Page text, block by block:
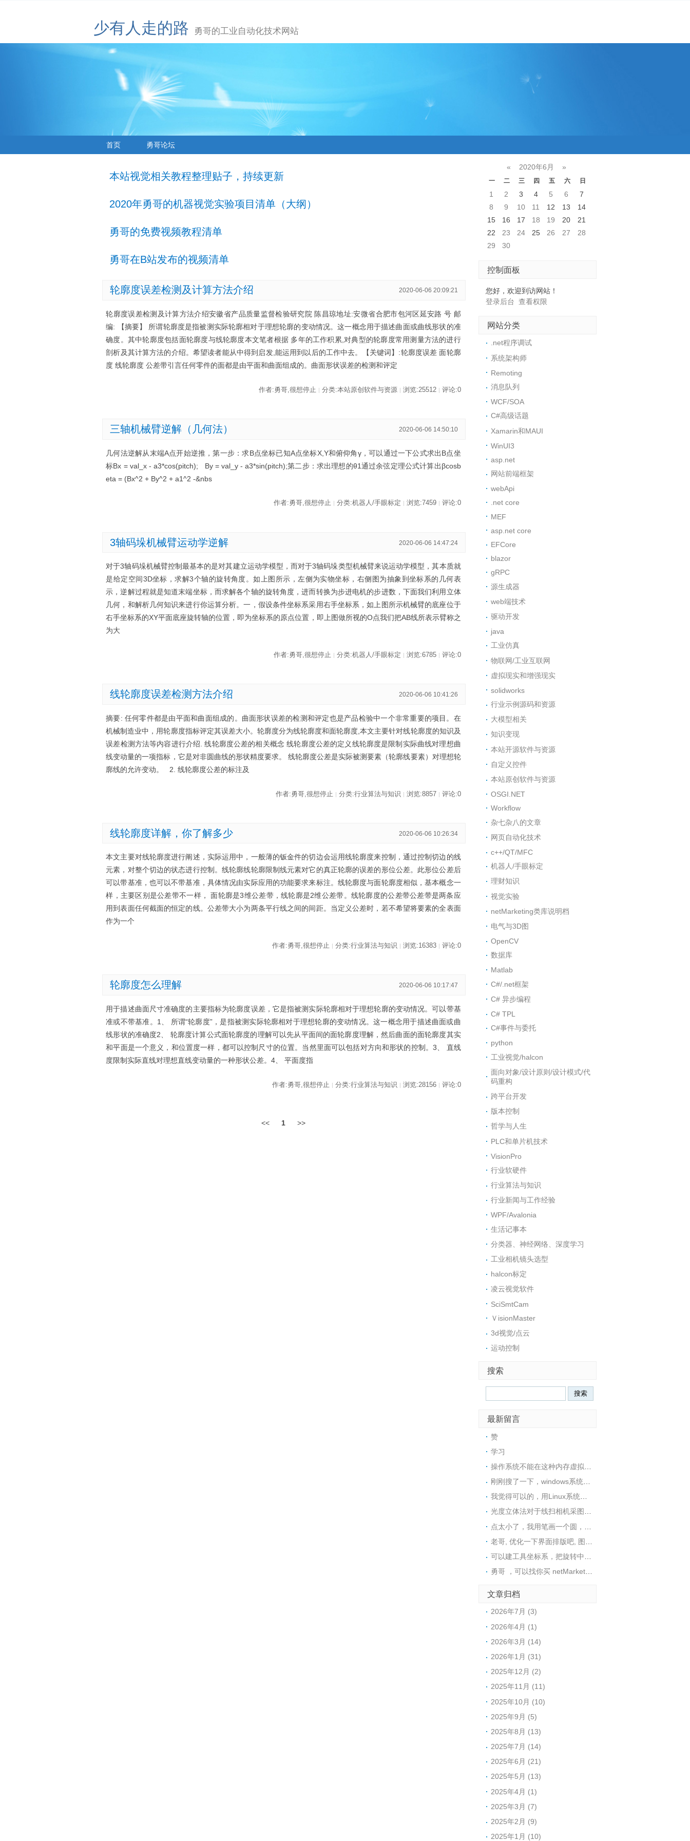
少有人走的路 勇哥的工业自动化技术网站
首页 勇哥论坛
本站视觉相关教程整理贴子，持续更新
2020年勇哥的机器视觉实验项目清单（大纲）
勇哥的免费视频教程清单
勇哥在B站发布的视频清单
轮廓度误差检测及计算方法介绍 2020-06-06 20:09:21
轮廓度误差检测及计算方法介绍安徽省产品质量监督检验研究院 陈昌琼地址:安微省合肥市包河区延安路 号 邮
编: 【摘要】 所谓轮廓度是指被测实际轮廓相对于理想轮廓的变动情况。这一概念用于描述曲面或曲线形状的准
确度。其中轮廓度包括面轮廓度与线轮廓度本文笔者根据 多年的工作积累,对典型的轮廓度常用测量方法的进行
剖析及其计算方法的介绍。希望读者能从中得到启发,能运用到以后的工作中去。【关键词】:轮廓度误差 面轮廓
度 线轮廓度 公差带引言任何零件的面都是由平面和曲面组成的。曲面形状误差的检测和评定
作者:勇哥,很想停止 | 分类:本站原创软件与资源 | 浏览:25512 | 评论:0
三轴机械臂逆解（几何法） 2020-06-06 14:50:10
几何法逆解从末端A点开始逆推，第一步：求B点坐标已知A点坐标X,Y和俯仰角γ，可以通过一下公式求出B点坐
标Bx = val_x - a3*cos(pitch); By = val_y - a3*sin(pitch);第二步：求出理想的θ1通过余弦定理公式计算出βcosb
eta = (Bx^2 + By^2 + a1^2 -&nbs
作者:勇哥,很想停止 分类:机器人/手眼标定 浏览:7459 评论:0
3轴码垛机械臂运动学逆解 2020-06-06 14:47:24
对于3轴码垛机械臂控制最基本的是对其建立运动学模型，而对于3轴码垛类型机械臂来说运动学模型，其本质就
是给定空间3D坐标，求解3个轴的旋转角度。如上图所示，左侧为实物坐标，右侧图为抽象到坐标系的几何表
示，逆解过程就是知道末端坐标，而求解各个轴的旋转角度，进而转换为步进电机的步进数，下面我们利用立体
几何，和解析几何知识来进行你运算分析。一，假设条件坐标系采用右手坐标系，如上图所示机械臂的底座位于
右手坐标系的XY平面底座旋转轴的位置，即为坐标系的原点位置，即上图做所视的O点我们把AB线所表示臂称之
为大
作者:勇哥,很想停止 | 分类:机器人/手眼标定 | 浏览:6785 | 评论:0
线轮廓度误差检测方法介绍 2020-06-06 10:41:26
摘要: 任何零件都是由平面和曲面组成的。曲面形状误差的检测和评定也是产品检验中一个非常重要的项目。在
机械制造业中，用轮廓度指标评定其误差大小。轮廓度分为线轮廓度和面轮廓度,本文主要针对线轮廓度的知识及
误差检测方法等内容进行介绍. 线轮廓度公差的相关概念 线轮廓度公差的定义线轮廓度是限制实际曲线对理想曲
线变动量的一项指标，它是对非圆曲线的形状精度要求。 线轮廓度公差是实际被测要素（轮廓线要素）对理想轮
廓线的允许变动。 2. 线轮廓度公差的标注及
作者:勇哥,很想停止 | 分类:行业算法与知识 | 浏览:8857 | 评论:0
线轮廓度详解，你了解多少 2020-06-06 10:26:34
本文主要对线轮廓度进行阐述，实际运用中，一般薄的钣金件的切边会运用线轮廓度来控制，通过控制切边的线
元素，对整个切边的状态进行控制。线轮廓线轮廓限制线元素对它的真正轮廓的误差的形位公差。此形位公差后
可以带基准，也可以不带基准，具体情况由实际应用的功能要求来标注。线轮廓度与面轮廓度相似，基本概念一
样，主要区别是公差带不一样， 面轮廓是3维公差带，线轮廓是2维公差带。线轮廓度的公差带公差带是两条应
用到表面任何截面的恒定的线。公差带大小为两条平行线之间的间距。当定义公差时，若不希望将要素的全表面
作为一个
作者:勇哥,很想停止 | 分类:行业算法与知识 | 浏览:16383 | 评论:0
轮廓度怎么理解 2020-06-06 10:17:47
用于描述曲面尺寸准确度的主要指标为轮廓度误差，它是指被测实际轮廓相对于理想轮廓的变动情况。可以带基
准或不带基准。1、 所谓“轮廓度”，是指被测实际轮廓相对于理想轮廓的变动情况。这一概念用于描述曲面或曲
线形状的准确度2、 轮廓度计算公式面轮廓度的理解可以先从平面间的面轮廓度理解，然后曲面的面轮廓度其实
和平面是一个意义，和位置度一样，都可以控制尺寸的位置。当然里面可以包括对方向和形状的控制。3、 直线
度限制实际直线对理想直线变动量的一种形状公差。4、 平面度指
作者:勇哥,很想停止 | 分类:行业算法与知识 | 浏览:28156 | 评论:0
<< 1 >>
« 2020年6月 »
一 二 三 四 五 六 日
1 2 3 4 5 6
7
8
9 10 11 12 13
14
15
16 17 18 19 20
21
22
23 24 25 26 27
28
29
30
控制面板
您好，欢迎到访网站！
登录后台 查看权限
网站分类
.net程序调试
系统架构师
Remoting
消息队列
WCF/SOA
C#高级话题
Xamarin和MAUI
WinUI3
asp.net
网站前端框架
webApi
.net core
MEF
asp.net core
EFCore
blazor
gRPC
源生成器
web端技术
驱动开发
java
工业仿真
物联网/工业互联网
虚拟现实和增强现实
solidworks
行业示例源码和资源
大模型相关
知识变现
本站开源软件与资源
自定义控件
本站原创软件与资源
OSGI.NET
Workflow
杂七杂八的文章
网页自动化技术
c++/QT/MFC
机器人/手眼标定
理财知识
视觉实验
netMarketing类库说明档
电气与3D图
OpenCV
数据库
Matlab
C#/.net框架
C# 异步编程
C# TPL
C#事件与委托
python
工业视觉/halcon
面向对象/设计原则/设计模式/代
码重构
跨平台开发
版本控制
哲学与人生
PLC和单片机技术
VisionPro
行业软硬件
行业算法与知识
行业新闻与工作经验
WPF/Avalonia
生活记事本
分类器、神经网络、深度学习
工业相机镜头选型
halcon标定
凌云视觉软件
SciSmtCam
ＶisionMaster
3d视觉/点云
运动控制
搜索
最新留言
赞
学习
我觉得可以的，用Linux系统可以很方便地在内存中创建一个tmpfs文件系统，然后在里面安装软件
光度立体法对于线扫相机采图，好像不是很适用，采图太麻烦了
文章归档
2026年7月 (3)
2026年4月 (1)
2026年3月 (14)
2026年1月 (31)
2025年12月 (2)
2025年11月 (11)
2025年10月 (10)
2025年9月 (5)
2025年8月 (13)
2025年7月 (14)
2025年6月 (21)
2025年5月 (13)
2025年4月 (1)
2025年3月 (7)
2025年2月 (9)
2025年1月 (10)